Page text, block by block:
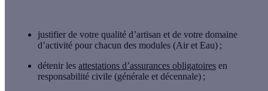
justifier de votre qualité d’artisan et de votre domaine
d’activité pour chacun des modules (Air et Eau) ;
détenir les attestations d’assurances obligatoires en
responsabilité civile (générale et décennale) ;